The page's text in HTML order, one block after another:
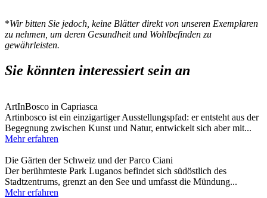
*Wir bitten Sie jedoch, keine Blätter direkt von unseren Exemplaren
zu nehmen, um deren Gesundheit und Wohlbefinden zu
gewährleisten.
Sie könnten interessiert sein an
ArtInBosco in Capriasca
Artinbosco ist ein einzigartiger Ausstellungspfad: er entsteht aus der
Begegnung zwischen Kunst und Natur, entwickelt sich aber mit...
Mehr erfahren
Die Gärten der Schweiz und der Parco Ciani
Der berühmteste Park Luganos befindet sich südöstlich des
Stadtzentrums, grenzt an den See und umfasst die Mündung...
Mehr erfahren